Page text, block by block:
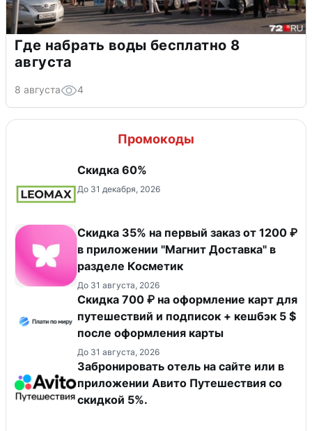
Где набрать воды бесплатно 8
августа
8 августа 4
Промокоды
Скидка 60%
До 31 декабря, 2026
​Скидка 35% на первый заказ от 1200 ₽
в приложении "Магнит Доставка"​ в
разделе Косметик
До 31 августа, 2026
Скидка 700 ₽ на оформление карт для
путешествий и подписок + кешбэк 5 $
после оформления карты
До 31 августа, 2026
Забронировать отель на сайте или в
приложении Авито Путешествия со
скидкой 5%.